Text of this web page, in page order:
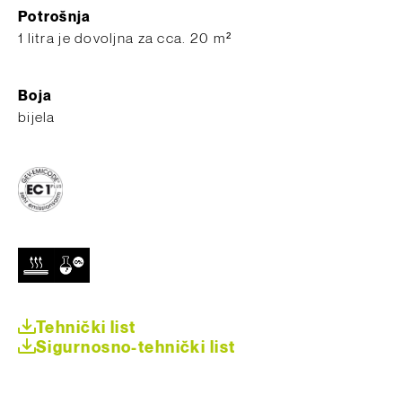
Potrošnja
​1 litra je dovoljna za cca. 20 m²
Boja
bijela
Tehnički list
Sigurnosno-tehnički list